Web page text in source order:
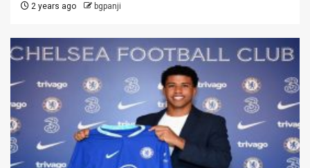
2 years ago bgpanji